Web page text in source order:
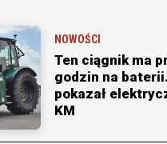
NOWOŚCI
Ten ciągnik ma
godzin na
pokazał
KM